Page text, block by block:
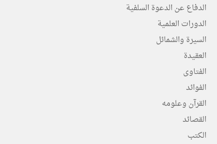
الدفاع عن الدعوة السلفية
الدورات العلمية
السيرة والشمائل
العقيدة
الفتاوى
الفوائد
القرآن وعلومه
القصائد
الكتب